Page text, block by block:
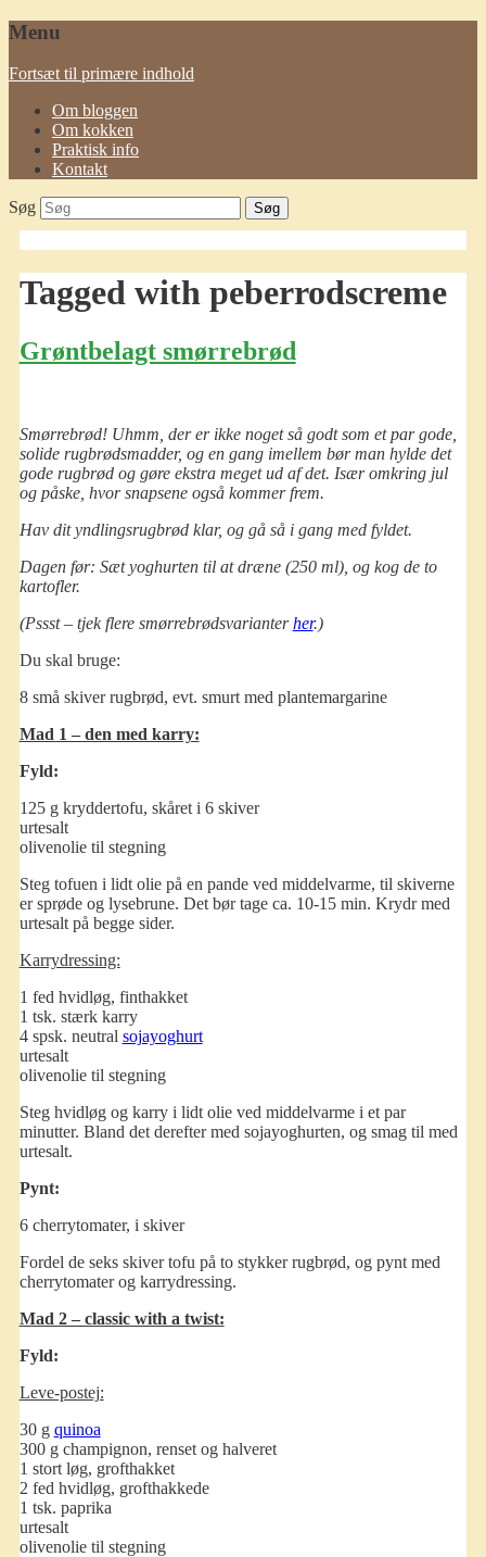
Menu
Fortsæt til primære indhold
Om bloggen
Om kokken
Praktisk info
Kontakt
Søg
Tagged with peberrodscreme
Grøntbelagt smørrebrød
Smørrebrød! Uhmm, der er ikke noget så godt som et par gode,
solide rugbrødsmadder, og en gang imellem bør man hylde det
gode rugbrød og gøre ekstra meget ud af det. Især omkring jul
og påske, hvor snapsene også kommer frem.
Hav dit yndlingsrugbrød klar, og gå så i gang med fyldet.
Dagen før: Sæt yoghurten til at dræne (250 ml), og kog de to
kartofler.
(Pssst – tjek flere smørrebrødsvarianterher.)
Du skal bruge:
8 små skiver rugbrød, evt. smurt med plantemargarine
Mad 1 – den med karry:
Fyld:
125 g kryddertofu, skåret i 6 skiver
urtesalt
olivenolie til stegning
Steg tofuen i lidt olie på en pande ved middelvarme, til skiverne
er sprøde og lysebrune. Det bør tage ca. 10-15 min. Krydr med
urtesalt på begge sider.
Karrydressing:
1 fed hvidløg, finthakket
1 tsk. stærk karry
4 spsk. neutral sojayoghurt
urtesalt
olivenolie til stegning
Steg hvidløg og karry i lidt olie ved middelvarme i et par
minutter. Bland det derefter med sojayoghurten, og smag til med
urtesalt.
Pynt:
6 cherrytomater, i skiver
Fordel de seks skiver tofu på to stykker rugbrød, og pynt med
cherrytomater og karrydressing.
Mad 2 – classic with a twist:
Fyld:
Leve-postej:
30 g quinoa
300 g champignon, renset og halveret
1 stort løg, grofthakket
2 fed hvidløg, grofthakkede
1 tsk. paprika
urtesalt
olivenolie til stegning